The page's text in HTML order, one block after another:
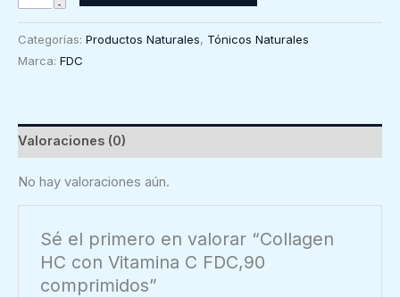
HC
Vitamina
cantidad
Categorías: Productos Naturales, Tónicos Naturales
Marca: FDC
Valoraciones (0)
No hay valoraciones aún.
Sé el primero en valorar “Collagen
HC con Vitamina C FDC,90
comprimidos”